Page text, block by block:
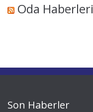
Oda Haberleri
Son Haberler